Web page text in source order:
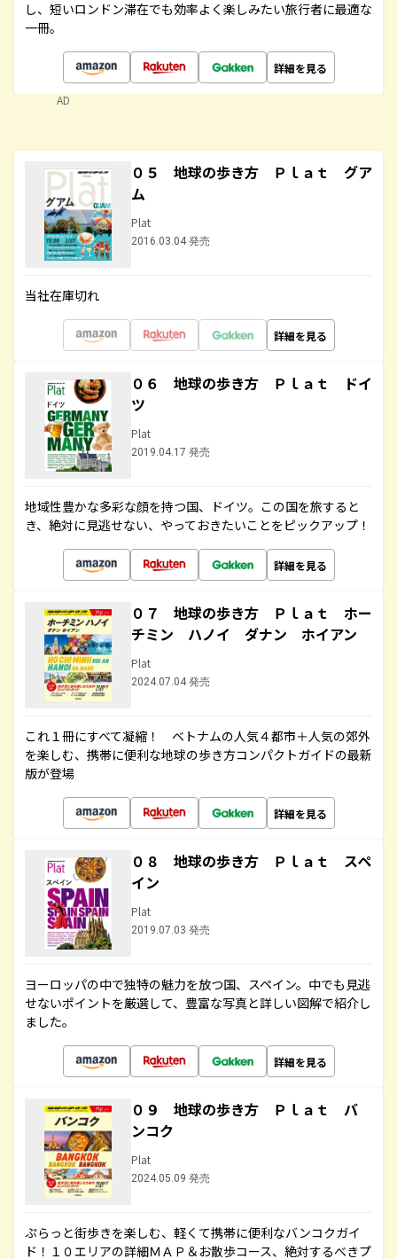
し、短いロンドン滞在でも効率よく楽しみたい旅行者に最適な
一冊。
詳細を見る
AD
０５ 地球の歩き方 Ｐｌａｔ グア
ム
Plat
2016.03.04 発売
当社在庫切れ
詳細を見る
０６ 地球の歩き方 Ｐｌａｔ ドイ
ツ
Plat
2019.04.17 発売
地域性豊かな多彩な顔を持つ国、ドイツ。この国を旅すると
き、絶対に見逃せない、やっておきたいことをピックアップ！
詳細を見る
０７ 地球の歩き方 Ｐｌａｔ ホー
チミン ハノイ ダナン ホイアン
Plat
2024.07.04 発売
これ１冊にすべて凝縮！ ベトナムの人気４都市＋人気の郊外
を楽しむ、携帯に便利な地球の歩き方コンパクトガイドの最新
版が登場
詳細を見る
０８ 地球の歩き方 Ｐｌａｔ スペ
イン
Plat
2019.07.03 発売
ヨーロッパの中で独特の魅力を放つ国、スペイン。中でも見逃
せないポイントを厳選して、豊富な写真と詳しい図解で紹介し
ました。
詳細を見る
０９ 地球の歩き方 Ｐｌａｔ バ
ンコク
Plat
2024.05.09 発売
ぷらっと街歩きを楽しむ、軽くて携帯に便利なバンコクガイ
ド！１０エリアの詳細ＭＡＰ＆お散歩コース、絶対するべきプ